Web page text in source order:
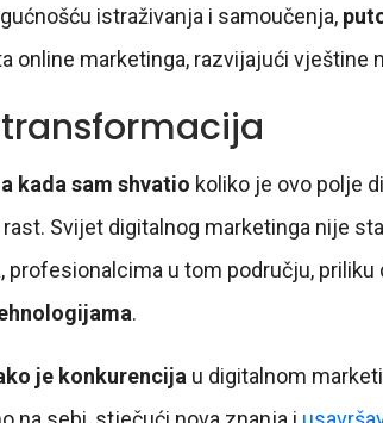
istraživanja i samoučenja,
online marketinga, razvijajući vještine
transformacija
kada sam shvatio koliko je ovo polje
Svijet digitalnog marketinga nije
profesionalcima u tom području, priliku
.
je konkurencija u digitalnom